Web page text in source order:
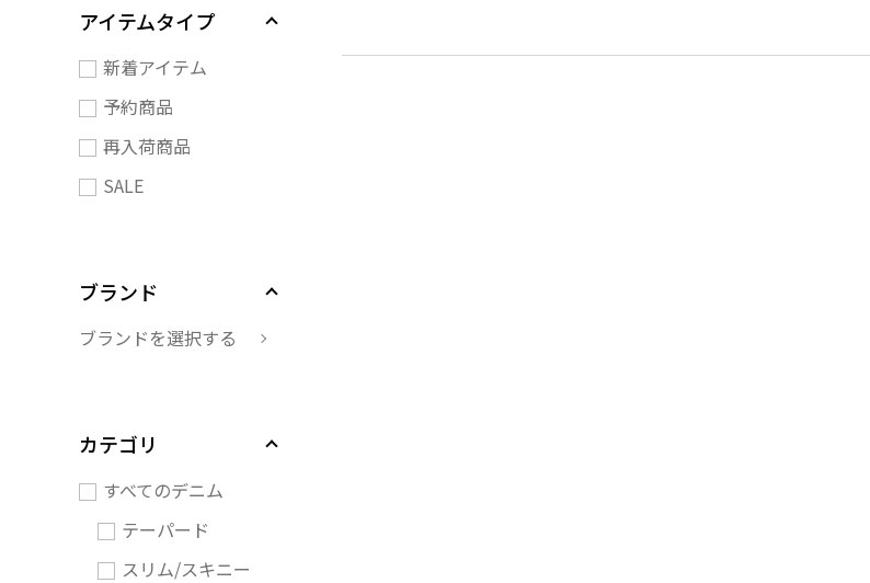
アイテムタイプ
新着アイテム
予約商品
再入荷商品
SALE
ブランド
ブランドを選択する
カテゴリ
すべてのデニム
テーパード
スリム/スキニー